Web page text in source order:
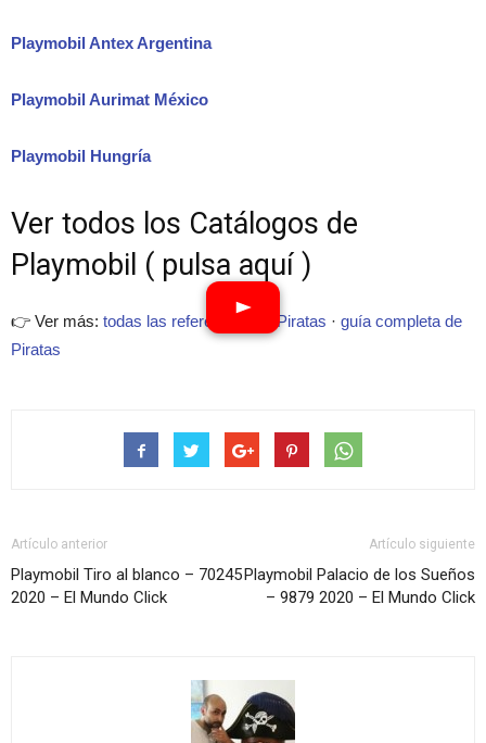
Playmobil Antex Argentina
Playmobil Aurimat México
Playmobil Hungría
Ver todos los Catálogos de
Playmobil ( pulsa aquí )
👉 Ver más: todas las referencias de Piratas · guía completa de
Piratas
Artículo anterior
Playmobil Tiro al blanco – 70245
2020 – El Mundo Click
Artículo siguiente
Playmobil Palacio de los Sueños
– 9879 2020 – El Mundo Click